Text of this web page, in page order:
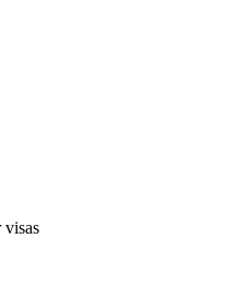
visas